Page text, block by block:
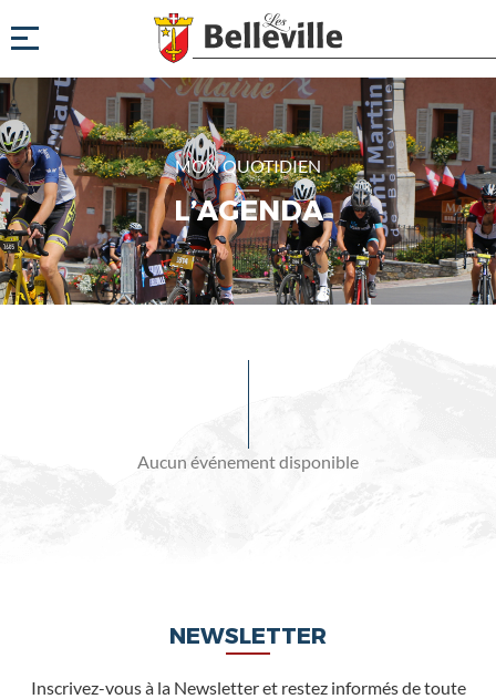
MON QUOTIDIEN
L’AGENDA
Aucun événement disponible
NEWSLETTER
Inscrivez-vous à la Newsletter et restez informés de toute